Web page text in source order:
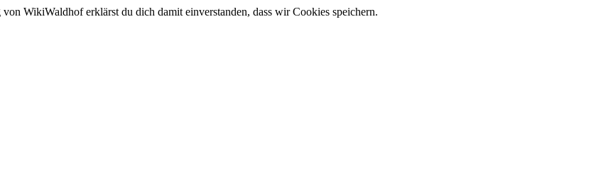
WikiWaldhof erklärst du dich damit einverstanden, dass wir Cookies speichern.